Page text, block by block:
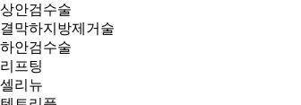
상안검수술
결막하지방제거술
하안검수술
리프팅
셀리뉴